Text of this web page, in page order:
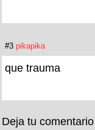
#3 pikapika
que trauma
Deja tu comentario